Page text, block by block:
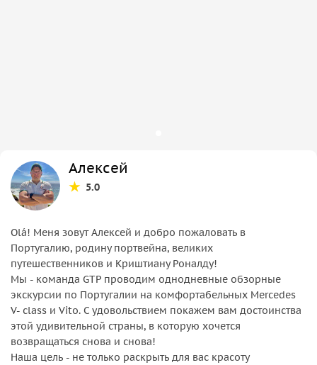
Алексей
5.0
Оlá! Меня зовут Алексей и добро пожаловать в
Португалию, родину портвейна, великих
путешественников и Криштиану Роналду!
Мы - команда GTP проводим однодневные обзорные
экскурсии по Португалии на комфортабельных Mercedes
V- class и Vito. С удовольствием покажем вам достоинства
этой удивительной страны, в которую хочется
возвращаться снова и снова!
Наша цель - не только раскрыть для вас красоту